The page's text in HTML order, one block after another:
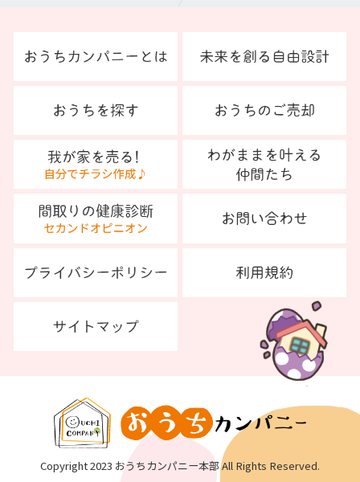
Copyright 2023 おうちカンパニー本部 All Rights Reserved.